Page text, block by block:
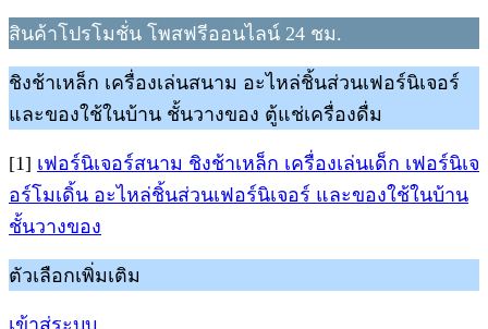
สินค้าโปรโมชั่น โพสฟรีออนไลน์ 24 ชม.
ชิงช้าเหล็ก เครื่องเล่นสนาม อะไหล่ชิ้นส่วนเฟอร์นิเจอร์
และของใช้ในบ้าน ชั้นวางของ ตู้แช่เครื่องดื่ม
[1] เฟอร์นิเจอร์สนาม ชิงช้าเหล็ก เครื่องเล่นเด็ก เฟอร์นิเจ
อร์โมเดิ้น อะไหล่ชิ้นส่วนเฟอร์นิเจอร์ และของใช้ในบ้าน
ชั้นวางของ
ตัวเลือกเพิ่มเติม
เข้าสู่ระบบ